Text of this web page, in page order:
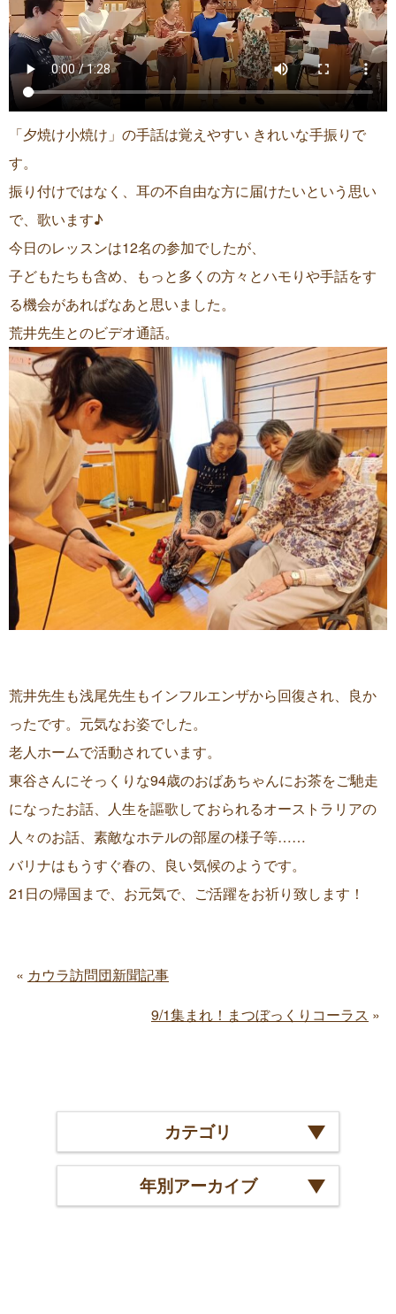
カテゴリ
年別アーカイブ
「夕焼け小焼け」の手話は覚えやすい きれいな手振りで
す。
振り付けではなく、耳の不自由な方に届けたいという思い
で、歌います♪
今日のレッスンは12名の参加でしたが、
子どもたちも含め、もっと多くの方々とハモりや手話をす
る機会があればなあと思いました。
荒井先生とのビデオ通話。
荒井先生も浅尾先生もインフルエンザから回復され、良か
ったです。元気なお姿でした。
老人ホームで活動されています。
東谷さんにそっくりな94歳のおばあちゃんにお茶をご馳走
になったお話、人生を謳歌しておられるオーストラリアの
人々のお話、素敵なホテルの部屋の様子等……
バリナはもうすぐ春の、良い気候のようです。
21日の帰国まで、お元気で、ご活躍をお祈り致します！
カウラ訪問団新聞記事
9/1集まれ！まつぼっくりコーラス